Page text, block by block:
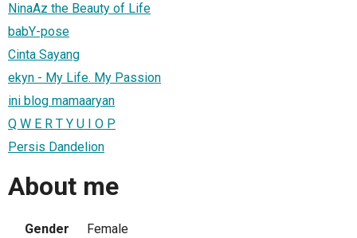
NinaAz the Beauty of Life
babY-pose
Cinta Sayang
ekyn - My Life. My Passion
ini blog mamaaryan
Q W E R T Y U I O P
Persis Dandelion
About me
Gender
Female